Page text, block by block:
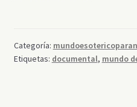
Categoría:
Etiquetas: documental, mundo